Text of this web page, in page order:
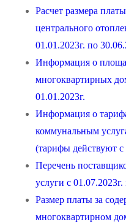
Расчет размера
центрального
01.01.2023г. по
Информация о
многоквартирных
01.01.2023г.
Информация о
коммунальным
(тарифы действуют с
Перечень
услуги с
Размер платы за
многоквартирном